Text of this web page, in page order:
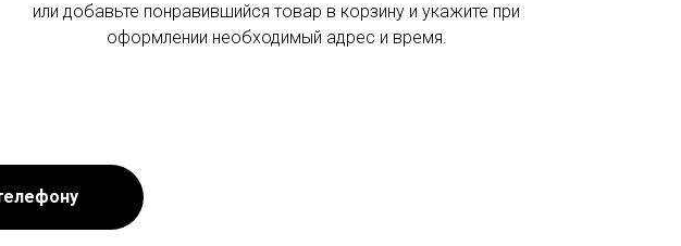
или добавьте понравившийся товар в корзину и укажите при
оформлении необходимый адрес и время.